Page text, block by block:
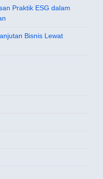
Praktik ESG dalam
Bisnis Lewat